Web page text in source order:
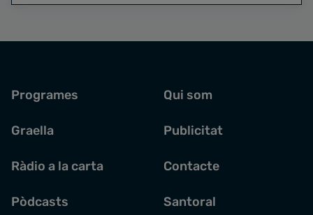
Programes
Graella
Ràdio a la carta
Pòdcasts
Qui som
Publicitat
Contacte
Santoral